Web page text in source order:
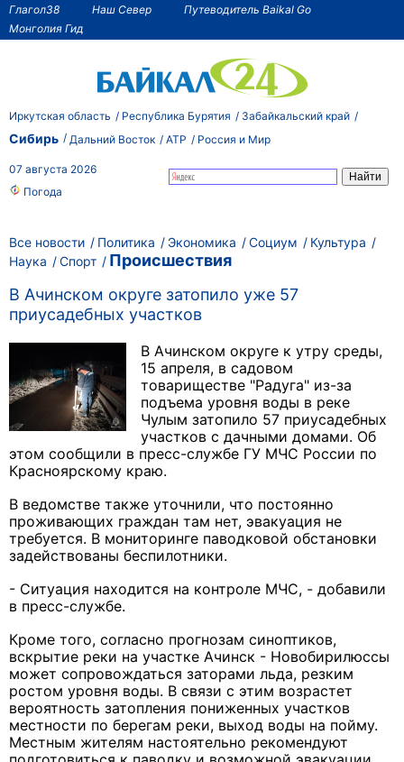
Глагол38 Наш Север
Путеводитель Baikal Go
Монголия Гид
Иркутская область Республика Бурятия Забайкальский край
Сибирь Дальний Восток АТР Россия и Мир
07 августа 2026
Погода
Все новости Политика Экономика Социум
Культура
Наука
Спорт
Происшествия
В Ачинском округе затопило уже 57
приусадебных участков
В Ачинском округе к утру среды,
15 апреля, в садовом
товариществе "Радуга" из-за
подъема уровня воды в реке
Чулым затопило 57 приусадебных
участков с дачными домами. Об
этом сообщили в пресс-службе ГУ МЧС России по
Красноярскому краю.
В ведомстве также уточнили, что постоянно
проживающих граждан там нет, эвакуация не
требуется. В мониторинге паводковой обстановки
задействованы беспилотники.
- Ситуация находится на контроле МЧС, - добавили
в пресс-службе.
Кроме того, согласно прогнозам синоптиков,
вскрытие реки на участке Ачинск - Новобирилюссы
может сопровождаться заторами льда, резким
ростом уровня воды. В связи с этим возрастет
вероятность затопления пониженных участков
местности по берегам реки, выход воды на пойму.
Местным жителям настоятельно рекомендуют